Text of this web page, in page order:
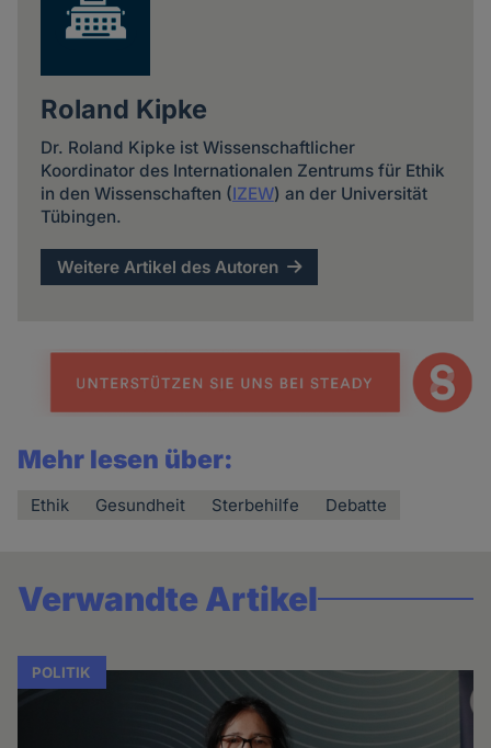
Roland Kipke
Dr. Roland Kipke ist Wissenschaftlicher
Koordinator des Internationalen Zentrums für Ethik
in den Wissenschaften (IZEW) an der Universität
Tübingen.
Weitere Artikel des Autoren
Mehr lesen über:
Ethik Gesundheit Sterbehilfe Debatte
Verwandte Artikel
POLITIK